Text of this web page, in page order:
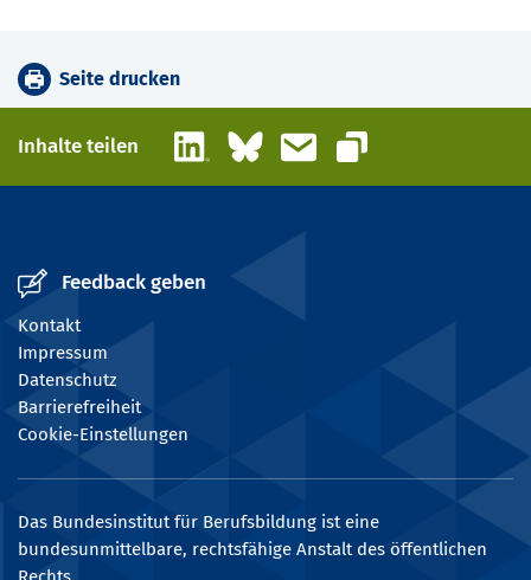
Seite drucken
Inhalte teilen LinkedInBlueskyE-Mail
Link kopieren
Feedback geben
Kontakt
Impressum
Datenschutz
Barrierefreiheit
Cookie-Einstellungen
Das Bundesinstitut für Berufsbildung ist eine
bundesunmittelbare, rechtsfähige Anstalt des öffentlichen